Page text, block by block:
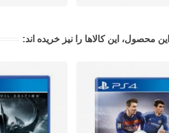
محصول، این کالاها را نیز خریده اند: